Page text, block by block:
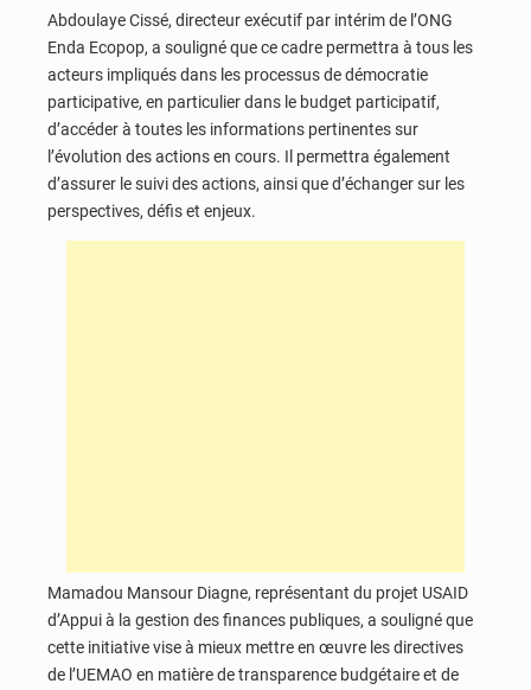
Abdoulaye Cissé, directeur exécutif par intérim de l’ONG
Enda Ecopop, a souligné que ce cadre permettra à tous les
acteurs impliqués dans les processus de démocratie
participative, en particulier dans le budget participatif,
d’accéder à toutes les informations pertinentes sur
l’évolution des actions en cours. Il permettra également
d’assurer le suivi des actions, ainsi que d’échanger sur les
perspectives, défis et enjeux.
Mamadou Mansour Diagne, représentant du projet USAID
d’Appui à la gestion des finances publiques, a souligné que
cette initiative vise à mieux mettre en œuvre les directives
de l’UEMAO en matière de transparence budgétaire et de